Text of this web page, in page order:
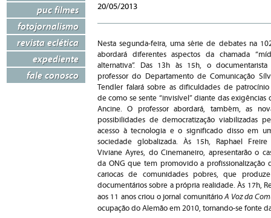
puc filmes
fotojornalismo
revista eclética
expediente
fale conosco
20/05/2013
Nesta segunda-feira, uma série de debates na
abordará diferentes aspectos da chamada
alternativa”. Das 13h às 15h, o
professor do Departamento de Comunicação
Tendler falará sobre as dificuldades de
de como se sente “invisível” diante das exigências
Ancine. O professor abordará, também, as
possibilidades de democratização viabilizadas
acesso à tecnologia e o significado disso em
sociedade globalizada. Às 15h, Raphael
Viviane Ayres, do Cinemaneiro, apresentarão o
da ONG que tem promovido a profissionalização
cariocas de comunidades pobres, que
documentários sobre a própria realidade. Às 17h,
aos 11 anos criou o jornal comunitárioA Voz da
ocupação do Alemão em 2010, tornando-se fonte